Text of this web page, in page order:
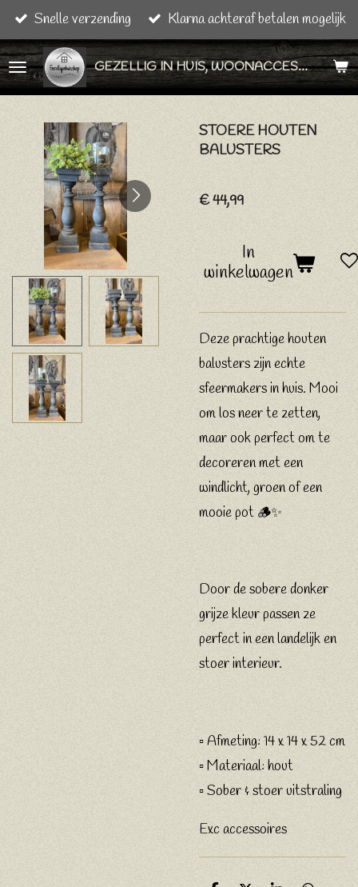
Ga
direct
naar
de
hoofdinhoud
GEZELLIG IN HUIS, WOONACCESSOIRES & CADEAU ARTIKELEN
Snelle verzending Klarna achteraf betalen mogelijk
STOERE HOUTEN
BALUSTERS
€ 44,99
In
winkelwagen
Deze prachtige houten
balusters zijn echte
sfeermakers in huis. Mooi
om los neer te zetten,
maar ook perfect om te
decoreren met een
windlicht, groen of een
mooie pot 🪵✨
Door de sobere donker
grijze kleur passen ze
perfect in een landelijk en
stoer interieur.
▫️ Afmeting: 14 x 14 x 52 cm
▫️ Materiaal: hout
▫️ Sober & stoer uitstraling
Exc accessoires